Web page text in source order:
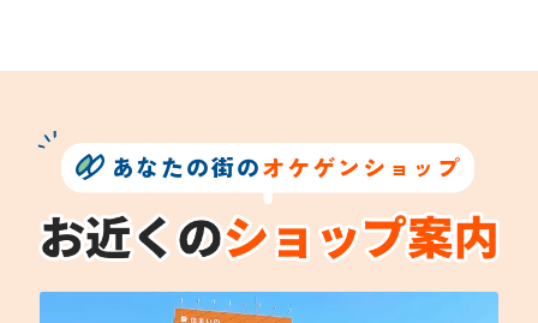
あなたの街のオケゲンショップ